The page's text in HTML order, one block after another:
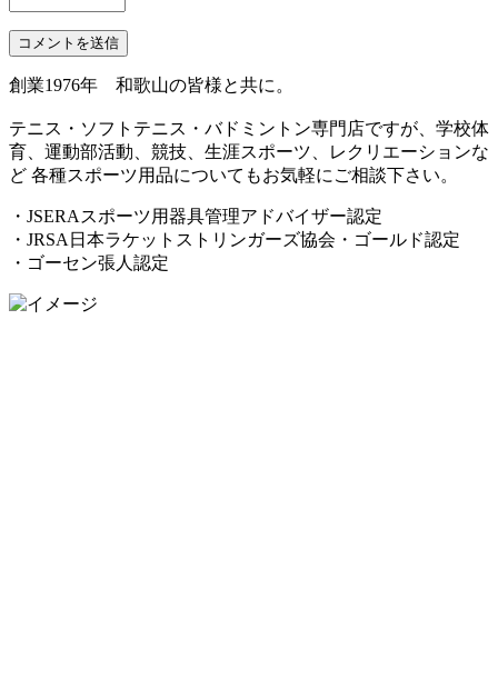
創業1976年 和歌山の皆様と共に。
テニス・ソフトテニス・バドミントン専門店ですが、学校体
育、運動部活動、競技、生涯スポーツ、レクリエーションな
ど 各種スポーツ用品についてもお気軽にご相談下さい。
・JSERAスポーツ用器具管理アドバイザー認定
・JRSA日本ラケットストリンガーズ協会・ゴールド認定
・ゴーセン張人認定